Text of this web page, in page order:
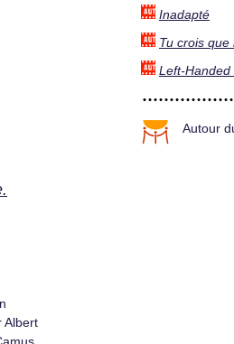
Albert
Inadapté
Tu crois
Left-Handed
Autour